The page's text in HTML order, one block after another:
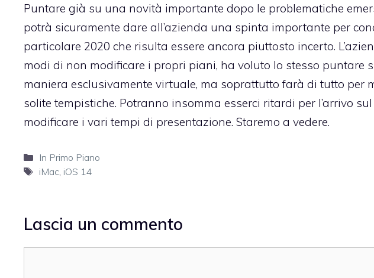
Puntare già su una novità importante dopo le problematiche
potrà sicuramente dare all’azienda una spinta importante per
particolare 2020 che risulta essere ancora piuttosto incerto.
modi di non modificare i propri piani, ha voluto lo stesso puntare
maniera esclusivamente virtuale, ma soprattutto farà di tutto per
solite tempistiche. Potranno insomma esserci ritardi per l’arrivo
modificare i vari tempi di presentazione. Staremo a vedere.
Categorie
In Primo Piano
Tag
iMac, iOS 14
Lascia un commento